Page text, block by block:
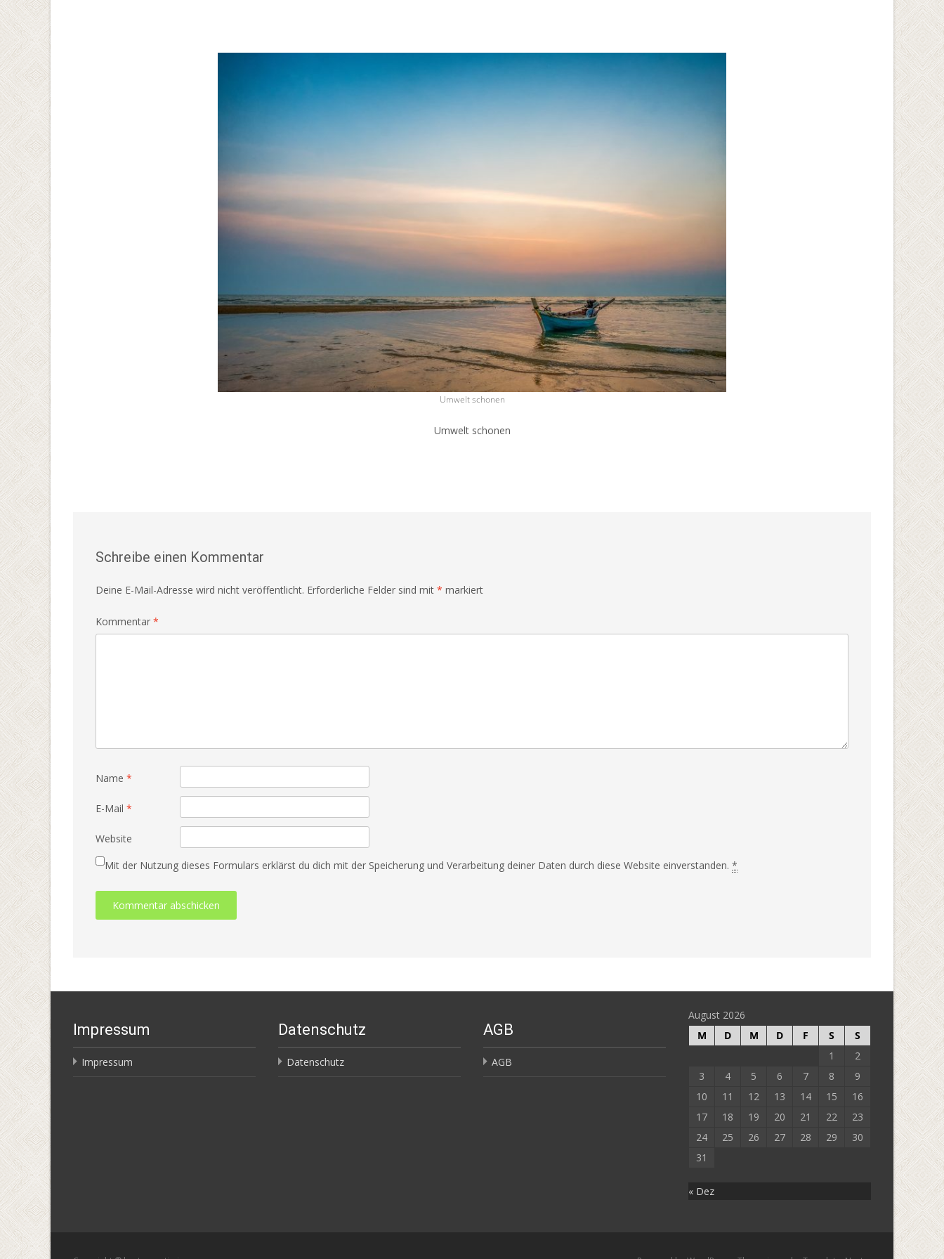
Umwelt schonen
Umwelt schonen
Schreibe einen Kommentar
Deine E-Mail-Adresse wird nicht veröffentlicht. Erforderliche Felder sind mit * markiert
Kommentar *
Name *
E-Mail *
Website
Mit der Nutzung dieses Formulars erklärst du dich mit der Speicherung und Verarbeitung deiner Daten durch diese Website einverstanden. *
Impressum
Impressum
Datenschutz
Datenschutz
AGB
AGB
August 2026
M
D M D F S
S
1
2
3
4 5 6 7 8
9
10
11 12 13 14 15
16
17
18 19 20 21 22
23
24
25 26 27 28 29
30
31
« Dez